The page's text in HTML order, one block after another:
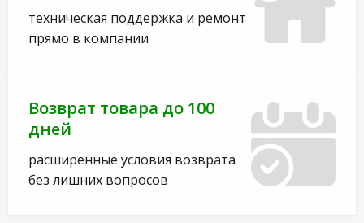
техническая поддержка и ремонт
прямо в компании
Возврат товара до 100
дней
расширенные условия возврата
без лишних вопросов